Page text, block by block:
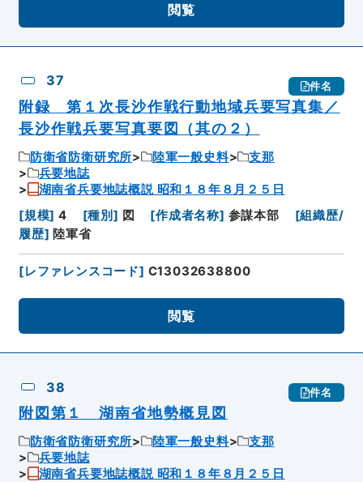
閲覧
37 件名
附録 第１次長沙作戦行動地域兵要写真集／
長沙作戦兵要写真要図（其の２）
防衛省防衛研究所 陸軍一般史料
支那
兵要地誌
湖南省兵要地誌概説 昭和１８年８月２５日
[規模] 4 [種別 ] 図 [作成者名称] 参謀本部 [組織歴/
履歴] 陸軍省
[レファレンスコード] C13032638800
閲覧
38 件名
附図第１ 湖南省地勢概見図
防衛省防衛研究所 陸軍一般史料
支那
兵要地誌
湖南省兵要地誌概説 昭和１８年８月２５日